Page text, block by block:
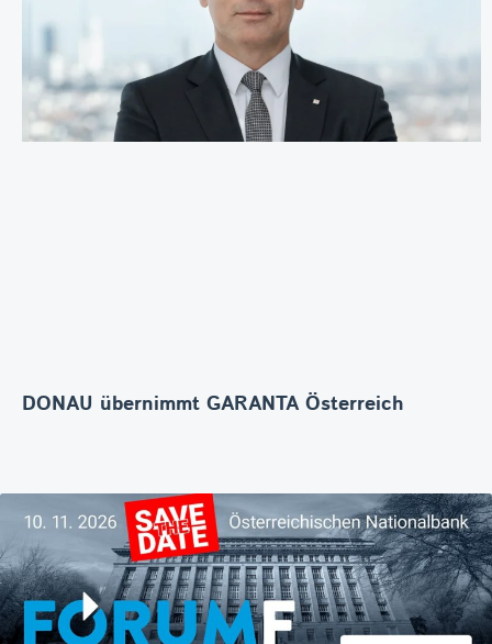
DONAU übernimmt GARANTA Österreich